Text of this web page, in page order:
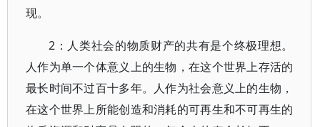
现。
2：人类社会的物质财产的共有是个终极理想。
人作为单一个体意义上的生物，在这个世界上存活的
最长时间不过百十多年。人作为社会意义上的生物，
在这个世界上所能创造和消耗的可再生和不可再生的